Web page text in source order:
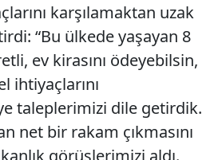
karşılamaktan uzak
“Bu ülkede yaşayan 8
ev kirasını ödeyebilsin,
ihtiyaçlarını
taleplerimizi dile getirdik.
net bir rakam çıkmasını
görüşlerimizi aldı.